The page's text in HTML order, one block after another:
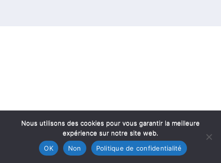
Nous utilisons des cookies pour vous garantir la meilleure
expérience sur notre site web.
OK
Non Politique de confidentialité